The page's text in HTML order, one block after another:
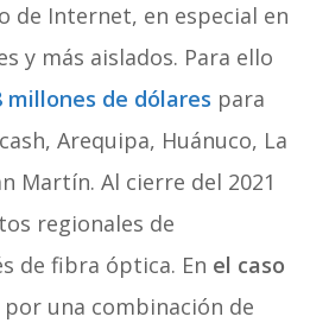
de Internet, en especial en
y más aislados. Para ello
millones de dólares para
Arequipa, Huánuco, La
Martín. Al cierre del 2021
regionales de
de fibra óptica. En el caso
una combinación de